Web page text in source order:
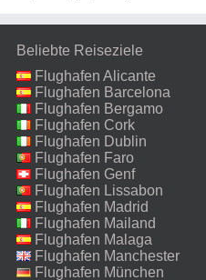
Beliebte Reiseziele
Flughafen Alicante
Flughafen Barcelona
Flughafen Bergamo
Flughafen Cork
Flughafen Dublin
Flughafen Faro
Flughafen Genf
Flughafen Lissabon
Flughafen Madrid
Flughafen Mailand
Malpensa
Flughafen Malaga
Flughafen Manchester
Flughafen München